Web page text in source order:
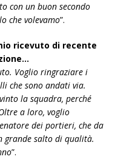
con un buon secondo
che volevamo”.
ricevuto di recente
Voglio ringraziare i
che sono andati via.
la squadra, perché
a loro, voglio
dei portieri, che da
grande salto di qualità.
”.